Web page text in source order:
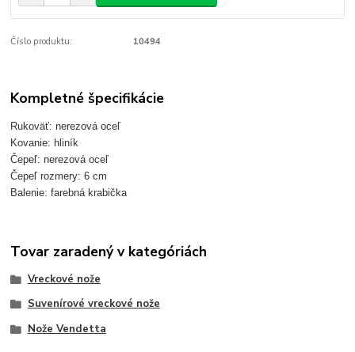
Číslo produktu: 10494
Kompletné špecifikácie
Rukoväť: nerezová oceľ
Kovanie: hliník
Čepeľ: nerezová oceľ
Čepeľ rozmery: 6 cm
Balenie: farebná krabička
Tovar zaradený v kategóriách
Vreckové nože
Suvenírové vreckové nože
Nože Vendetta